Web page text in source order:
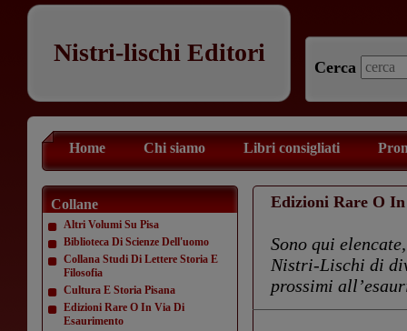
Nistri-lischi Editori
Cerca
Home Chi siamo Libri consigliati
Collane
Altri Volumi Su Pisa
Biblioteca Di Scienze Dell'uomo
Collana Studi Di Lettere Storia E
Filosofia
Cultura E Storia Pisana
Edizioni Rare O In Via Di
Esaurimento
Edizioni Rare O
Sono qui
Nistri-Lischi di
prossimi